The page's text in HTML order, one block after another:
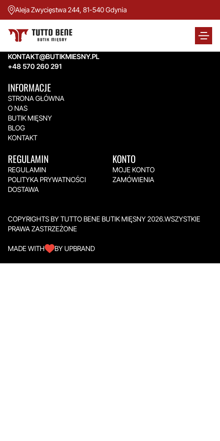
Aleja Zwycięstwa 244, 81-540 Gdynia
TUTTO BENE BUTIK MIĘSNY
Aleja Zwycięstwa 244,
KONTAKT@BUTIKMIESNY.PL
+48 570 260 291
INFORMACJE
STRONA GŁÓWNA
O NAS
BUTIK MIĘSNY
BLOG
KONTAKT
REGULAMIN
REGULAMIN
POLITYKA PRYWATNOŚCI
DOSTAWA
KONTO
MOJE KONTO
ZAMÓWIENIA
COPYRIGHTS BY TUTTO BENE BUTIK MIĘSNY 2026.WSZYSTKIE
PRAWA ZASTRZEŻONE
MADE WITH BY UPBRAND